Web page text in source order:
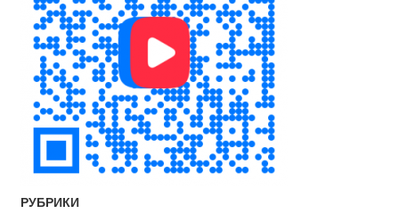
РУБРИКИ